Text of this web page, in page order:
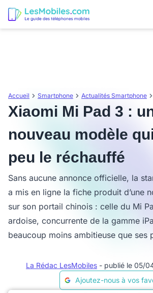
Accueil Smartphone Actualités Smartphone
Xiaomi Mi Pad 3 :
nouveau modèle
peu le réchauffé
Sans aucune annonce officielle, la
a mis en ligne la fiche produit d’une
sur son portail chinois : celle du Mi
ardoise, concurrente de la gamme
beaucoup moins ambitieuse que ses
La Rédac LesMobiles - publié le 05/
Ajoutez-nous à vos